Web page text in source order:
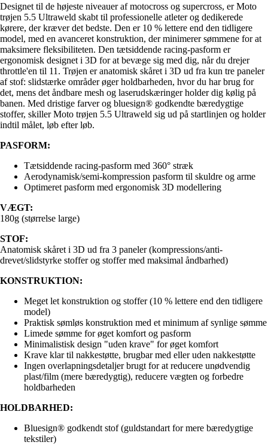
Designet til de højeste niveauer af motocross og supercross, er Moto
trøjen 5.5 Ultraweld skabt til professionelle atleter og dedikerede
kørere, der kræver det bedste. Den er 10 % lettere end den tidligere
model, med en avanceret konstruktion, der minimerer sømmene for at
maksimere fleksibiliteten. Den tætsiddende racing-pasform er
ergonomisk designet i 3D for at bevæge sig med dig, når du drejer
throttle'en til 11. Trøjen er anatomisk skåret i 3D ud fra kun tre paneler
af stof: slidstærke områder øger holdbarheden, hvor du har brug for
det, mens det åndbare mesh og laserudskæringer holder dig kølig på
banen. Med dristige farver og bluesign® godkendte bæredygtige
stoffer, skiller Moto trøjen 5.5 Ultraweld sig ud på startlinjen og holder
indtil målet, løb efter løb.
PASFORM:
Tætsiddende racing-pasform med 360° stræk
Aerodynamisk/semi-kompression pasform til skuldre og arme
Optimeret pasform med ergonomisk 3D modellering
VÆGT:
180g (størrelse large)
STOF:
Anatomisk skåret i 3D ud fra 3 paneler (kompressions/anti-
drevet/slidstyrke stoffer og stoffer med maksimal åndbarhed)
KONSTRUKTION:
Meget let konstruktion og stoffer (10 % lettere end den tidligere
model)
Praktisk sømløs konstruktion med et minimum af synlige sømme
Limede sømme for øget komfort og pasform
Minimalistisk design "uden krave" for øget komfort
Krave klar til nakkestøtte, brugbar med eller uden nakkestøtte
Ingen overlapningsdetaljer brugt for at reducere unødvendig
plast/film (mere bæredygtig), reducere vægten og forbedre
holdbarheden
HOLDBARHED:
Bluesign® godkendt stof (guldstandart for mere bæredygtige
tekstiler)